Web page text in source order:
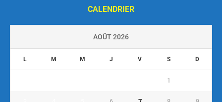
CALENDRIER
AOÛT 2026
L M M J V S D
1